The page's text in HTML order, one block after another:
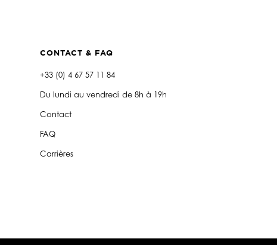
CONTACT & FAQ
+33 (0) 4 67 57 11 84
Du lundi au vendredi de 8h à 19h
Contact
FAQ
Carrières